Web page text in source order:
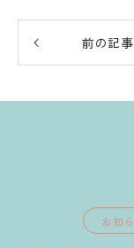
前の記事
お知らせ